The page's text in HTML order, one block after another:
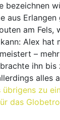
bezeichnen
aus Erlangen
am Fels,
Alex hat
–
ihn
alles
übrigens zu
das